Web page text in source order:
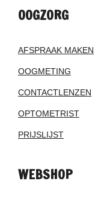
OOGZORG
AFSPRAAK MAKEN
OOGMETING
CONTACTLENZEN
OPTOMETRIST
PRIJSLIJST
WEBSHOP